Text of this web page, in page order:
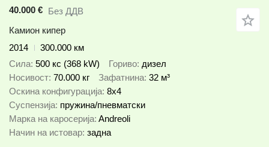
40.000 € Без ДДВ
Камион кипер
2014
300.000 км
Сила 500 кс (368 kW) Гориво дизел
Носивост 70.000 кг Зафатнина 32 м³
Оскина конфигурација 8x4
Суспензија пружина/пневматски
Марка на каросерија Andreoli
Начин на истовар задна